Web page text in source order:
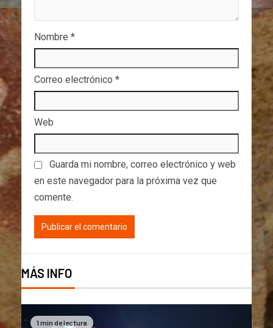
Nombre *
Correo electrónico *
Web
Guarda mi nombre, correo electrónico y web
en este navegador para la próxima vez que
comente.
MÁS INFO
1 min de lectura